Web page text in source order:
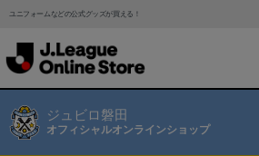
ユニフォームなどの公式グッズが買える！
ジュビロ磐田
オフィシャルオンラインショップ